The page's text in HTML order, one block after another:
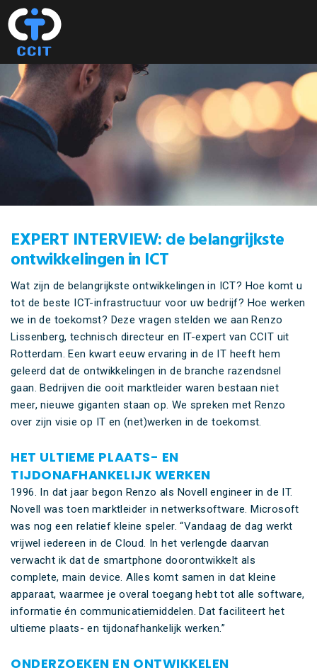
Spring
naar
hoofdnavigatie
Door
naar
hoofd
inhoud
EXPERT INTERVIEW: de belangrijkste
ontwikkelingen in ICT
Wat zijn de belangrijkste ontwikkelingen in ICT? Hoe komt u
tot de beste ICT-infrastructuur voor uw bedrijf? Hoe werken
we in de toekomst? Deze vragen stelden we aan Renzo
Lissenberg, technisch directeur en IT-expert van CCIT uit
Rotterdam. Een kwart eeuw ervaring in de IT heeft hem
geleerd dat de ontwikkelingen in de branche razendsnel
gaan. Bedrijven die ooit marktleider waren bestaan niet
meer, nieuwe giganten staan op. We spreken met Renzo
over zijn visie op IT en (net)werken in de toekomst.
HET ULTIEME PLAATS- EN
TIJDONAFHANKELIJK WERKEN
1996. In dat jaar begon Renzo als Novell engineer in de IT.
Novell was toen marktleider in netwerksoftware. Microsoft
was nog een relatief kleine speler. “Vandaag de dag werkt
vrijwel iedereen in de Cloud. In het verlengde daarvan
verwacht ik dat de smartphone doorontwikkelt als
complete, main device. Alles komt samen in dat kleine
apparaat, waarmee je overal toegang hebt tot alle software,
informatie én communicatiemiddelen. Dat faciliteert het
ultieme plaats- en tijdonafhankelijk werken.”
ONDERZOEKEN EN ONTWIKKELEN